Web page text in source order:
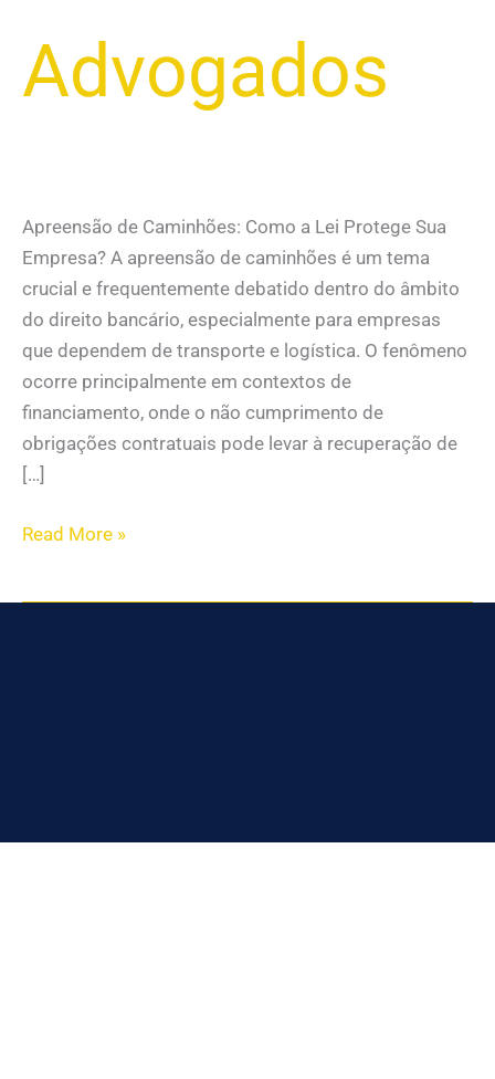
Advogados
Apreensão de Caminhões: Como a Lei Protege Sua
Empresa? A apreensão de caminhões é um tema
crucial e frequentemente debatido dentro do âmbito
do direito bancário, especialmente para empresas
que dependem de transporte e logística. O fenômeno
ocorre principalmente em contextos de
financiamento, onde o não cumprimento de
obrigações contratuais pode levar à recuperação de
[…]
Read More »